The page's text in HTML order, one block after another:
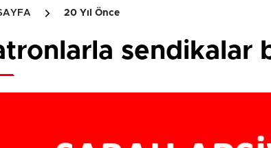
20 Yıl Önce
sendikalar